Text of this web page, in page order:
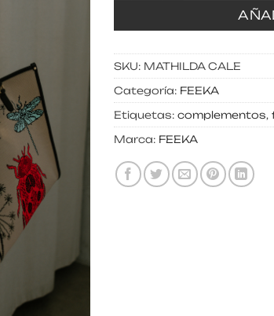
SKU: MATHILDA CALE
Categoría: FEEKA
Etiquetas: complementos,
Marca: FEEKA